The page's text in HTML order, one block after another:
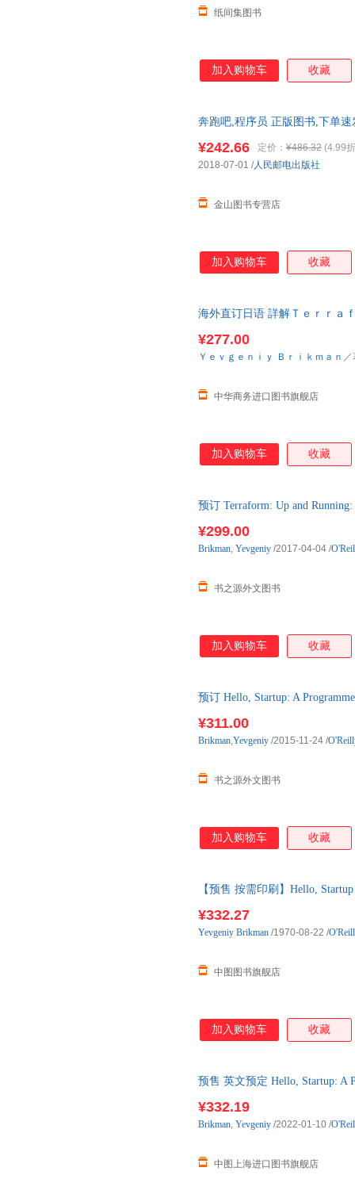
纸间集图书
加入购物车 收藏
奔跑吧,程序员 正版图书,下单速
¥242.66 定价： ¥486.32 (4.99
金山图书专营店
2018-07-01 /人民邮电出版社
加入购物车 收藏
海外直订日语 詳解Ｔｅｒｒａ
¥277.00
中华商务进口图书旗舰店
Ｙｅｖｇｅｎｉｙ Ｂｒｉｋｍａｎ
加入购物车 收藏
预订 Terraform: Up and
¥299.00
书之源外文图书
Brikman, Yevgeniy /2017-04-04 /
加入购物车 收藏
预订 Hello, Startup: A
¥311.00
书之源外文图书
Brikman,Yevgeniy /2015-11-24 /
加入购物车 收藏
【预售 按需印刷】Hello,
¥332.27
中图图书旗舰店
Yevgeniy Brikman /1970-08-22 /
加入购物车 收藏
预售 英文预定 Hello, Startup: A
¥332.19
中图上海进口图书旗舰店
Brikman, Yevgeniy /2022-01-10 /